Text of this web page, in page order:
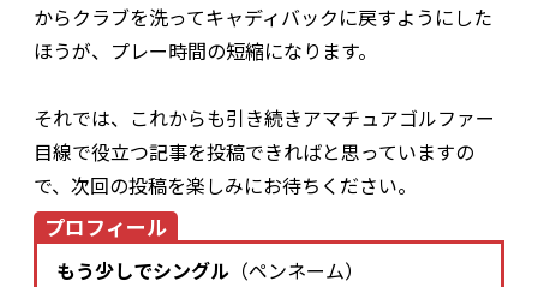
からクラブを洗ってキャディバックに戻すようにした
ほうが、プレー時間の短縮になります。
それでは、これからも引き続きアマチュアゴルファー
目線で役立つ記事を投稿できればと思っていますの
で、次回の投稿を楽しみにお待ちください。
プロフィール
もう少しでシングル （ペンネーム）